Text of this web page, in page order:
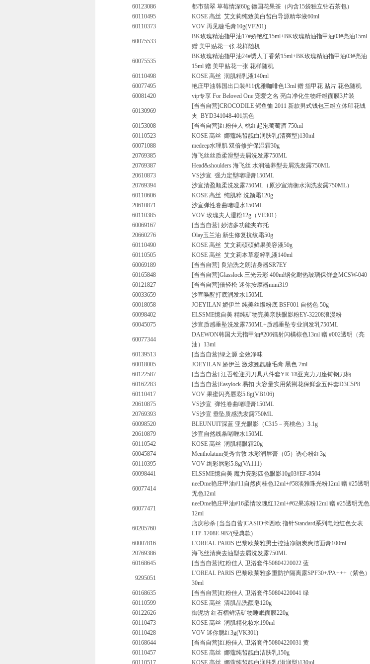
60123086
都市翡翠 草莓情深60g 德国花果茶（内含15袋独立钻石茶包）
60110495
KOSE 高丝 艾文莉纯致美白皙白导源精华液60ml
60110373
VOV 再见睫毛膏10g(VF201)
60075533
BK玫瑰精油指甲油17#娇艳红15ml+BK玫瑰精油指甲油03#亮油15ml
赠 美甲贴花一张 花样随机
60075535
BK玫瑰精油指甲油24#诱人丁香紫15ml+BK玫瑰精油指甲油03#亮油
15ml 赠 美甲贴花一张 花样随机
60110498
KOSE 高丝 润肌精乳液140ml
60077495
艳庄甲油韩国出口装#11优雅咖啡色13ml 赠 指甲花 贴片 花色随机
60081420
vip专享 For Beloved One 宠爱之名 亮白净化生物纤维面膜3片装
60130969
[当当自营]CROCODILE 鳄鱼恤 2011 新款男式钱包三维立体印花钱
夹 BYD341048-401黑色
60153008
[当当自营]红粉佳人 桃红起泡葡萄酒 750ml
60110523
KOSE 高丝 娜蔻纯皙靓白润肤乳(清爽型)130ml
60071088
medeep水理肌 双倍修护保湿霜30g
20769385
海飞丝丝质柔滑型去屑洗发露750ML
20769387
Head&shoulders 海飞丝 水润滋养型去屑洗发露750ML
20610873
VS沙宣 强力定型啫哩膏150ML
20769394
沙宣清盈顺柔洗发露750ML（原沙宣清衡水润洗发露750ML）
60110606
KOSE 高丝 纯肌粹 洗颜霜120g
20610871
沙宣弹性卷曲啫哩水150ML
60110385
VOV 玫瑰夫人湿粉12g（VE301）
60069167
[当当自营] 妙洁多功能夹布托
20660276
Olay玉兰油 新生修复抗纹霜50g
60110490
KOSE 高丝 艾文莉硕硕鲜果美容液50g
60110505
KOSE 高丝 艾文莉本草凝粹乳液140ml
60069189
[当当自营] 良治洗之朗洁身器SR7EY
60165848
[当当自营]Glasslock 三光云彩 400ml钢化耐热玻璃保鲜盒MCSW-040
60121827
[当当自营]倍轻松 迷你按摩器mini319
60033659
沙宣唤醒打底润发水150ML
60018058
JOEYILAN 娇伊兰 纯美丝缎粉底 BSF001 自然色 50g
60098402
ELSSME憶自美 精纯矿物完美亲肤眼影粉EY-32208浪漫粉
60045075
沙宣质感垂坠洗发露750ML+质感垂坠专业润发乳750ML
60077344
DAEWON韩国大元指甲油#206镭射闪橘棕色13ml 赠 #002透明（亮
油）13ml
60139513
[当当自营]绿之源 全效净味
60018005
JOEYILAN 娇伊兰 激炫翘靓睫毛膏 黑色 7ml
60122587
[当当自营] 汪吾铨迎刃刀具八件套YR-T8亚克力刀座铸钢刀柄
60162283
[当当自营]Easylock 易扣 大容量实用紫荆花保鲜盒五件套D3C5P8
60110417
VOV 果蜜闪亮唇彩5.8g(VB106)
20610875
VS沙宣 弹性卷曲啫哩膏150ML
20769393
VS沙宣 垂坠质感洗发露750ML
60098520
BLEUNUIT深蓝 亚光眼影（C315－亮桃色）3.1g
20610879
沙宣自然线条啫喱水150ML
60110542
KOSE 高丝 润肌精眼霜20g
60045874
Mentholatum曼秀雷敦 水彩润唇膏（05）诱心粉红3g
60110395
VOV 绚彩唇彩5.8g(VA111)
60098441
ELSSME憶自美 魔力亮彩四色眼影10g03#EF-8504
60077414
neeDme艳庄甲油#11自然肉桂色12ml+#58淡雅珠光粉12ml 赠 #25透明
无色12ml
60077471
neeDme艳庄甲油#16柔情玫瑰红12ml+#62果冻粉12ml 赠 #25透明无色
12ml
60205760
店庆秒杀 [当当自营]CASIO卡西欧 指针Standard系列电池红色女表
LTP-1208E-9B2(经典款)
60007816
L'OREAL PARIS 巴黎欧莱雅男士控油净朗炭爽洁面膏100ml
20769386
海飞丝清爽去油型去屑洗发露750ML
60168645
[当当自营]红粉佳人 卫浴套件50804220022 蓝
9295051
L'OREAL PARIS 巴黎欧莱雅多重防护隔离露SPF30+/PA+++（紫色）
30ml
60168635
[当当自营]红粉佳人 卫浴套件50804220041 绿
60110599
KOSE 高丝 清肌晶洗颜皂120g
60122626
御泥坊 红石榴鲜活矿物睡眠面膜220g
60110473
KOSE 高丝 润肌精化妆水190ml
60110428
VOV 迷你腮红3g(VK301)
60168644
[当当自营]红粉佳人 卫浴套件50804220031 黄
60110457
KOSE 高丝 娜蔻纯皙靓白洁肤乳150g
60110517
KOSE 高丝 娜蔻纯皙靓白润肤乳(滋润型)130ml